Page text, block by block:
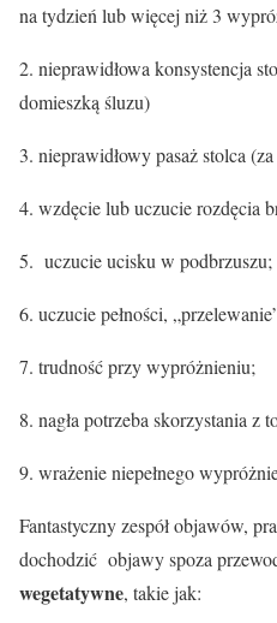
na tydzień lub więcej niż 3
2. nieprawidłowa konsystencja
domieszką śluzu)
3. nieprawidłowy pasaż stolca
4. wzdęcie lub uczucie rozdęcia
5. uczucie ucisku w podbrzuszu;
6. uczucie pełności,
7. trudność przy wypróżnieniu;
8. nagła potrzeba skorzystania z
9. wrażenie niepełnego
Fantastyczny zespół objawów,
dochodzić objawy spoza
wegetatywne, takie jak: